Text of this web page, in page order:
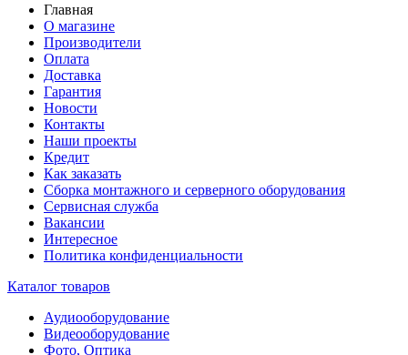
Главная
О магазине
Производители
Оплата
Доставка
Гарантия
Новости
Контакты
Наши проекты
Кредит
Как заказать
Сборка монтажного и серверного оборудования
Сервисная служба
Вакансии
Интересное
Политика конфиденциальности
Каталог товаров
Аудиооборудование
Видеооборудование
Фото, Оптика